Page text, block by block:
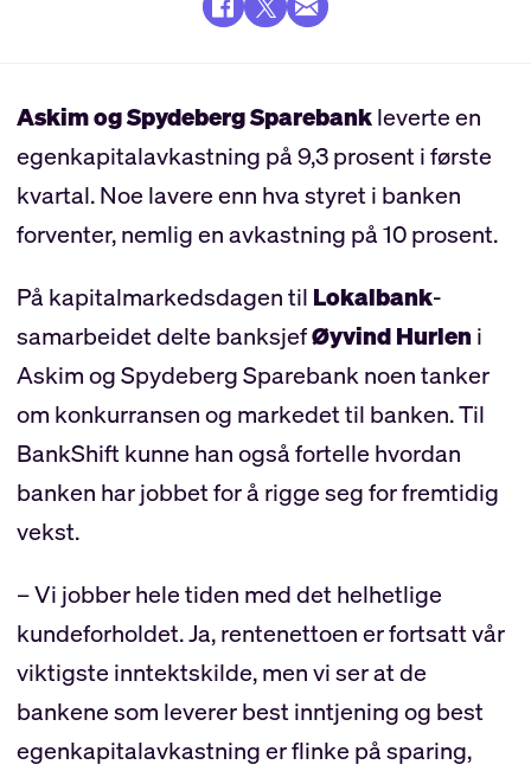
Askim og Spydeberg Sparebankleverte en
egenkapitalavkastning på 9,3 prosent i første
kvartal. Noe lavere enn hva styret i banken
forventer, nemlig en avkastning på 10 prosent.
På kapitalmarkedsdagen til Lokalbank-
samarbeidet delte banksjefØyvind Hurleni
Askim og Spydeberg Sparebank noen tanker
om konkurransen og markedet til banken. Til
BankShift kunne han også fortelle hvordan
banken har jobbet for å rigge seg for fremtidig
vekst.
– Vi jobber hele tiden med det helhetlige
kundeforholdet. Ja, rentenettoen er fortsatt vår
viktigste inntektskilde, men vi ser at de
bankene som leverer best inntjening og best
egenkapitalavkastning er flinke på sparing,